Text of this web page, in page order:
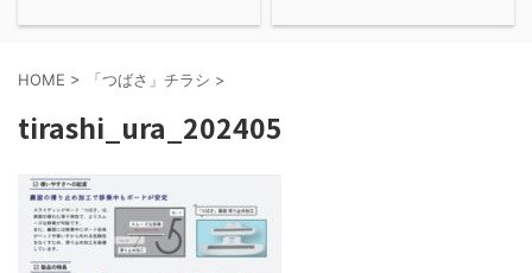
HOME > 「つばさ」チラシ >
tirashi_ura_202405